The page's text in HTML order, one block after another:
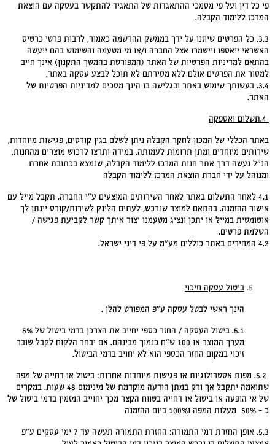
פי כל דין ועל פי מסמכי ההתאגדות של התאגיד להתקשר בעסקה עם הוצאת
המרכז ללימוד הקבלה.
3.3. כל הפרטים שיוזנו על ידך בממשק ההרשמה כאמור, לרבות פרטי כרטיס
האשראי ייאספו ויישמרו אצל החברה ו/או מי מטעמה והשימוש בהם ייעשה
בהתאם למדיניות הפרטיות של האתר (המפורטת בהמשך התקנון) אינך חייב
למסור את הפרטים אולם ללא מסירתם לא תוכל לבצע עסקה באתר.
3.4. בעשותך שימוש באתר ובגלישה בו הינך מסכים למדיניות הפרטיות של
האתר.
תשלום ואספקה
באתר הכללי של המכון לחקר הקבלה ניתן לשלם בגין קורסים, פגישות מיוחדות,
שירותים מיוחדים ומתן תרומות לעמותה. במידה ותרצו לרכוש מוצרים מהחנות,
הנ"ל נעשה דרך אתר חנות המרכז ללימוד הקבלה, שנמצא בכתובת אחרת
ומנוהל על ידי חברת הוצאת המרכז ללימוד הקבלה
4.1 לאחר התשלום באתר לאחד השירותים המוצעים ע"י החברה, תקבל מייל עם
אישור ההזמנה. בהתאם למוצר שנרכש, לעתים הלינק לשירות/קורס יינתן לך
אוטומטית במייל או יתכן ונציג מטעמנו יצור איתך קשר לקביעת פגישה /
השלמת פרטים.
4.2 המחירים באתר כוללים מע"מ על פי דיני ישראל.
ביטול עסקה וזיכוי
הינך ראשי לבטל עסקה ע"פ המפורט להלן .
5.1. ביטול העסקה / החזר כספי יחייב את הצרכן בדמי ביטול של 5%
מערך המוצר או 100 ש"ח כנמוך מבינהם. אם יבחר הלקוח לקבל שובר
זיכוי במקום החזר הכספי הוא לא יחויב בדמי הביטול.
5.2. מפות אסטרולוגיות או פגישות מיוחדות אחרות: ביטול או דחייה של מפה
שתואמה יתקבל אך ורק במתן הודעה מוקדמת של מינימום 48 שעות. במקרים
של אי הופעה או ביטול או דחייה בטווח הקצר מכך יחוייב המזמין בדמי ביטול של
כ – 50% מעלות המפה ו100% ביום ההזמנה
5.3. אופן החזרת דמי התמורה: החזרת התמורה תעשה עד 7 ימי עסקים ע"פ